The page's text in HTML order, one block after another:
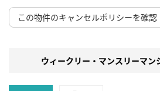
この物件のキャンセルポリシーを確認
ウィークリー・マンスリーマン